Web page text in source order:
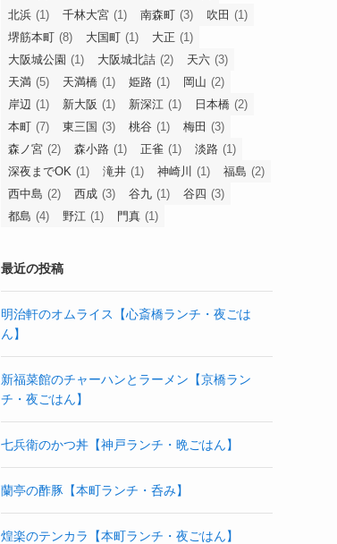
北浜 (1) 千林大宮 (1) 南森町 (3) 吹田 (1)
堺筋本町 (8) 大国町 (1) 大正 (1)
大阪城公園 (1) 大阪城北詰 (2) 天六 (3)
天満 (5) 天満橋 (1) 姫路 (1) 岡山 (2)
岸辺 (1) 新大阪 (1) 新深江 (1) 日本橋 (2)
本町 (7) 東三国 (3) 桃谷 (1) 梅田 (3)
森ノ宮 (2) 森小路 (1) 正雀 (1) 淡路 (1)
深夜までOK (1) 滝井 (1) 神崎川 (1) 福島 (2)
西中島 (2) 西成 (3) 谷九 (1) 谷四 (3)
都島 (4) 野江 (1) 門真 (1)
最近の投稿
明治軒のオムライス【心斎橋ランチ・夜ごは
ん】
新福菜館のチャーハンとラーメン【京橋ラン
チ・夜ごはん】
七兵衛のかつ丼【神戸ランチ・晩ごはん】
蘭亭の酢豚【本町ランチ・呑み】
煌楽のテンカラ【本町ランチ・夜ごはん】